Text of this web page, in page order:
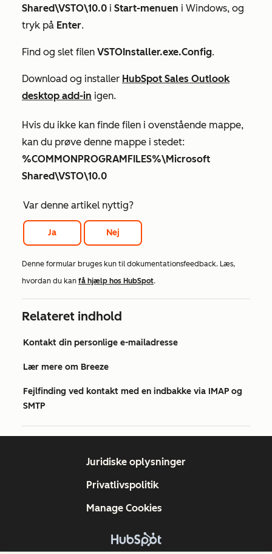
Shared\VSTO\10.0 i Start-menuen i Windows, og
tryk på Enter.
Find og slet filen VSTOInstaller.exe.Config.
Download og installer HubSpot Sales Outlook
desktop add-in igen.
Hvis du ikke kan finde filen i ovenstående mappe,
kan du prøve denne mappe i stedet:
%COMMONPROGRAMFILES%\Microsoft
Shared\VSTO\10.0
Var denne artikel nyttig?
Ja Nej
Denne formular bruges kun til dokumentationsfeedback. Læs,
hvordan du kan få hjælp hos HubSpot.
Relateret indhold
Kontakt din personlige e-mailadresse
Lær mere om Breeze
Fejlfinding ved kontakt med en indbakke via IMAP og
SMTP
Juridiske oplysninger
Privatlivspolitik
Manage Cookies